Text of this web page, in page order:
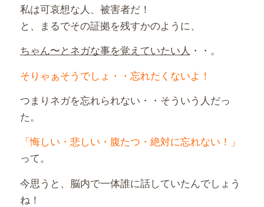
私は可哀想な人、被害者だ！
と、まるでその証拠を残すかのように、
ちゃん〜とネガな事を覚えていたい人 ・・。
そりゃぁそうでしょ・・忘れたくないよ！
つまりネガを忘れられない・・そういう人だっ
た。
「悔しい・悲しい・腹たつ・絶対に忘れない！」
って。
今思うと、脳内で一体誰に話していたんでしょう
ね！